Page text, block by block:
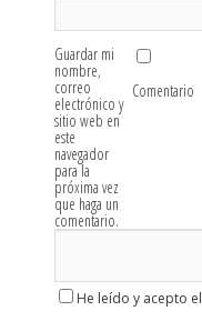
Guardar mi
nombre,
correo
electrónico y
sitio web en
este
navegador
para la
próxima vez
que haga un
comentario.
Comentario
He leído y acepto el